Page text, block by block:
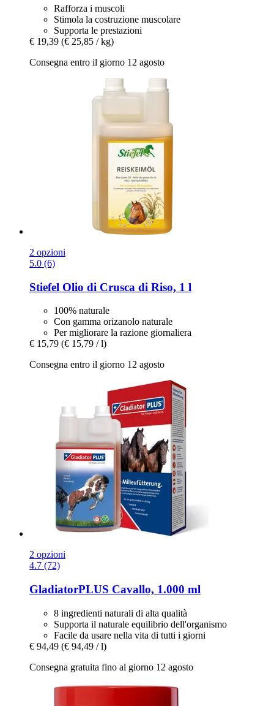
Rafforza i muscoli
Stimola la costruzione muscolare
Supporta le prestazioni
€ 19,39 (€ 25,85 / kg)
Consegna entro il giorno 12 agosto
2 opzioni
5.0 (6)
Stiefel Olio di Crusca di Riso, 1 l
100% naturale
Con gamma orizanolo naturale
Per migliorare la razione giornaliera
€ 15,79 (€ 15,79 / l)
Consegna entro il giorno 12 agosto
2 opzioni
4.7 (72)
GladiatorPLUS Cavallo, 1.000 ml
8 ingredienti naturali di alta qualità
Supporta il naturale equilibrio dell'organismo
Facile da usare nella vita di tutti i giorni
€ 94,49 (€ 94,49 / l)
Consegna gratuita fino al giorno 12 agosto